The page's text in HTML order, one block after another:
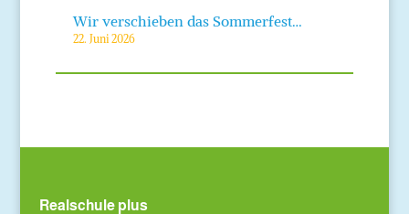
Wir verschieben das Sommerfest…
22. Juni 2026
Realschule plus